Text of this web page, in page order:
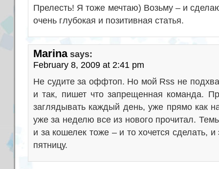
Прелесть! Я тоже мечтаю) Возьму – и
очень глубокая и позитивная статья.
Marina says:
February 8, 2009 at 2:41 pm
Не судите за оффтоп. Но мой Rss не
и так, пишет что запрещенная команда.
заглядывать каждый день, уже прямо как
уже за неделю все из нового прочитал.
и за кошелек тоже – и то хочется сделать,
пятницу.